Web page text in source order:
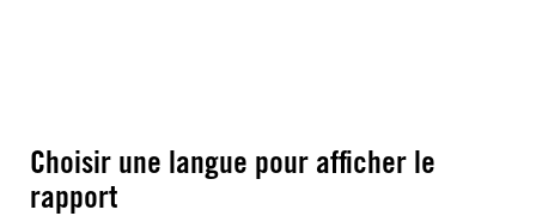
Choisir une langue pour afficher le
rapport